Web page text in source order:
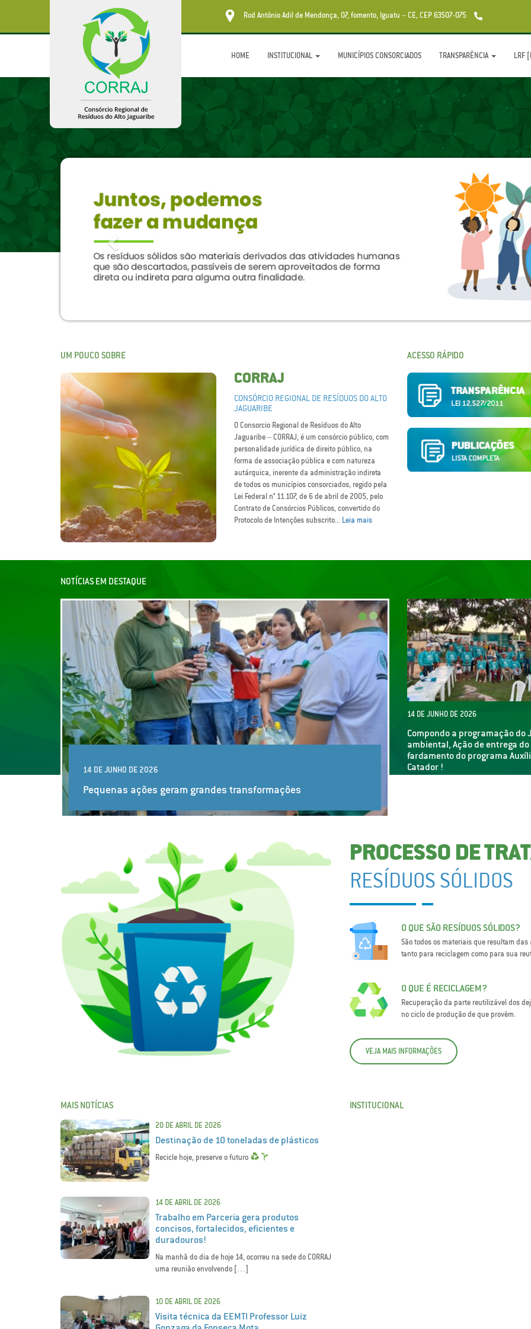
Rod Antônio Adil de Mendonça, 07, fomento, Iguatu – CE, CEP 63507-075
HOME INSTITUCIONAL MUNICÍPIOS CONSORCIADOS TRANSPARÊNCIA LRF
UM POUCO SOBRE
CORRAJ
CONSÓRCIO REGIONAL DE RESÍDUOS DO ALTO
JAGUARIBE
O Consorcio Regional de Resíduos do Alto
Jaguaribe – CORRAJ, é um consórcio público, com
personalidade jurídica de direito público, na
forma de associação pública e com natureza
autárquica, inerente da administração indireta
de todos os municípios consorciados, regido pela
Lei Federal n° 11.107, de 6 de abril de 2005, pelo
Contrato de Consórcios Públicos, convertido do
Protocolo de Intenções subscrito... Leia mais
ACESSO RÁPIDO
NOTÍCIAS EM DESTAQUE
grandes transformações
Oficina produção de plantas, com alunos da rede municipal de
Jucás!
14 DE JUNHO DE 2026
Compondo a programação do
ambiental, Ação de entrega do
fardamento do programa
Catador !
PROCESSO DE
RESÍDUOS SÓLIDOS
O QUE SÃO RESÍDUOS SÓLIDOS?
São todos os materiais que resultam
tanto para reciclagem como para sua
O QUE É RECICLAGEM?
Recuperação da parte reutilizável dos
no ciclo de produção de que provêm.
VEJA MAIS INFORMAÇÕES
MAIS NOTÍCIAS
20 DE ABRIL DE 2026
Destinação de 10 toneladas de plásticos
Recicle hoje, preserve o futuro
14 DE ABRIL DE 2026
Trabalho em Parceria gera produtos
concisos, fortalecidos, eficientes e
duradouros!
Na manhã do dia de hoje 14, ocorreu na sede do CORRAJ
uma reunião envolvendo […]
10 DE ABRIL DE 2026
Visita técnica da EEMTI Professor Luiz
INSTITUCIONAL